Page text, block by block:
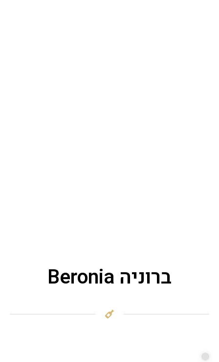
ברוניה Beronia